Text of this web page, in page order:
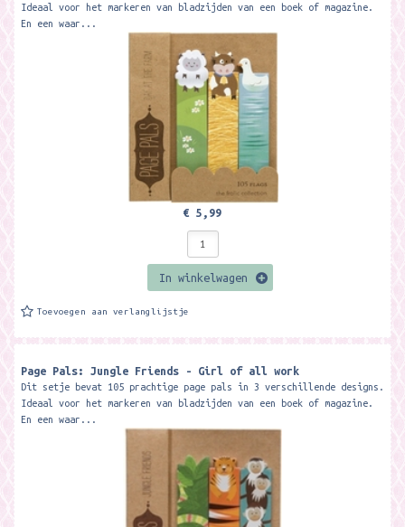
Ideaal voor het markeren van bladzijden van een boek of magazine.
En een waar...
€ 5,99
In winkelwagen
Toevoegen aan verlanglijstje
Page Pals: Jungle Friends - Girl of all work
Dit setje bevat 105 prachtige page pals in 3 verschillende designs.
Ideaal voor het markeren van bladzijden van een boek of magazine.
En een waar...